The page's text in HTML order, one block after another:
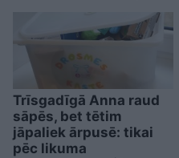
Trīsgadīgā Anna raud
sāpēs, bet tētim
jāpaliek ārpusē: tikai
pēc likuma